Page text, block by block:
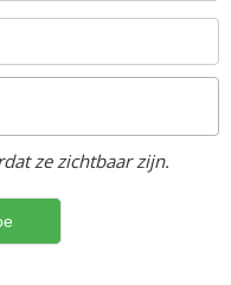
ze zichtbaar zijn.